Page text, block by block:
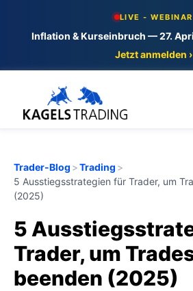
LIVE - WEBINAR
Inflation & Kurseinbruch — 27.
Jetzt anmelden ›
Trader-Blog >Trading >
5 Ausstiegsstrategien für Trader, um
(2025)
5
Trader, um
beenden (2025)